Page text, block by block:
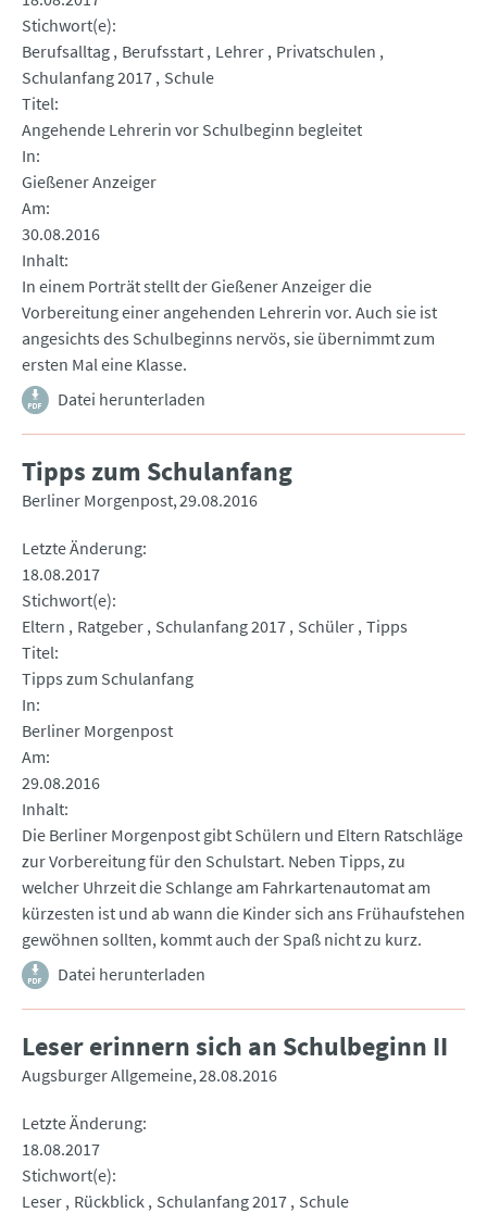
Stichwort(e)
Berufsalltag Berufsstart Lehrer Privatschulen
Schulanfang 2017 Schule
Titel
Angehende Lehrerin vor Schulbeginn begleitet
In
Gießener Anzeiger
Am
30.08.2016
Inhalt
In einem Porträt stellt der Gießener Anzeiger die
Vorbereitung einer angehenden Lehrerin vor. Auch sie ist
angesichts des Schulbeginns nervös, sie übernimmt zum
ersten Mal eine Klasse.
Datei herunterladen
Tipps zum Schulanfang
Berliner Morgenpost 29.08.2016
Letzte Änderung
18.08.2017
Stichwort(e)
Eltern
Ratgeber Schulanfang 2017 Schüler Tipps
Titel
Tipps zum Schulanfang
In
Berliner Morgenpost
Am
29.08.2016
Inhalt
Die Berliner Morgenpost gibt Schülern und Eltern Ratschläge
zur Vorbereitung für den Schulstart. Neben Tipps, zu
welcher Uhrzeit die Schlange am Fahrkartenautomat am
kürzesten ist und ab wann die Kinder sich ans Frühaufstehen
gewöhnen sollten, kommt auch der Spaß nicht zu kurz.
Datei herunterladen
Leser erinnern sich an Schulbeginn II
Augsburger Allgemeine 28.08.2016
Letzte Änderung
18.08.2017
Stichwort(e)
Leser Rückblick Schulanfang 2017 Schule